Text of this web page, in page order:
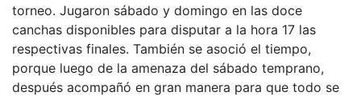
torneo. Jugaron sábado y domingo en las doce
canchas disponibles para disputar a la hora 17 las
respectivas finales. También se asoció el tiempo,
porque luego de la amenaza del sábado temprano,
después acompañó en gran manera para que todo se